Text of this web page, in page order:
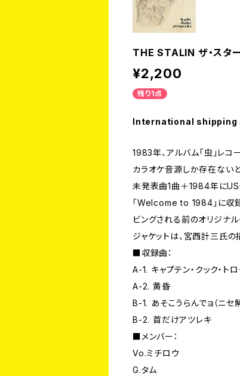
THE STALIN ザ・スタ
¥2,200
残り1点
International shipping
1983年、アルバム「虫」レコ
カラオケ音源しか存在ない
未発表曲1曲＋1984年に
「Welcome to 1984」に
ビングされる前のオリジナル
ジャケットは、宮西計三氏の
■収録曲：
A-1. キャプテン・クック
A-2. 黄昏
B-1. あそこうらんでョ（ニセ
B-2. 首だけアツレキ
■メンバー：
Vo.ミチロウ
G.タム